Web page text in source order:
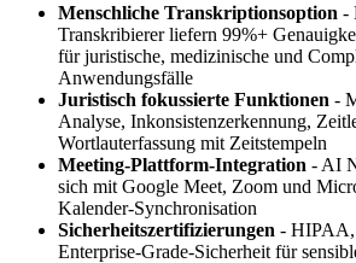
Menschliche Transkriptionsoption -
Transkribierer liefern 99%+
für juristische, medizinische und
Anwendungsfälle
Juristisch fokussierte Funktionen -
Analyse, Inkonsistenzerkennung,
Wortlauterfassung mit Zeitstempeln
Meeting-Plattform-Integration - AI
sich mit Google Meet, Zoom und
Kalender-Synchronisation
Sicherheitszertifizierungen - HIPAA,
Enterprise-Grade-Sicherheit für